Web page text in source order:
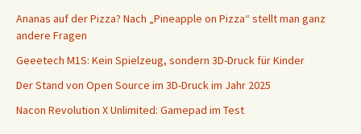
Ananas auf der Pizza? Nach „Pineapple on Pizza“ stellt man ganz
andere Fragen
Geeetech M1S: Kein Spielzeug, sondern 3D-Druck für Kinder
Der Stand von Open Source im 3D-Druck im Jahr 2025
Nacon Revolution X Unlimited: Gamepad im Test